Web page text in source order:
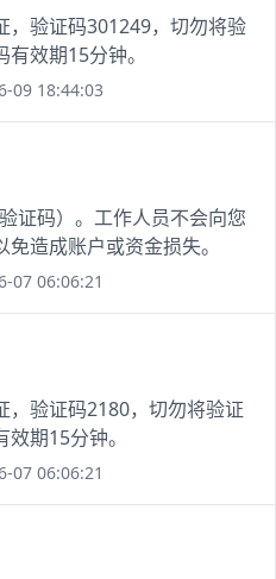
，验证码301249，切勿将验
效期15分钟。
09 18:44:03
证码）。工作人员不会向您
造成账户或资金损失。
07 06:06:21
，验证码2180，切勿将验证
期15分钟。
07 06:06:21